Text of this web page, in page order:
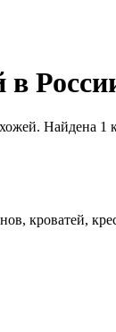
Найдена
кроватей,